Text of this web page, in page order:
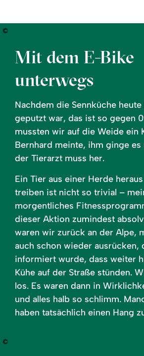
©
Mit dem E-Bike
unterwegs
Nachdem die Sennküche
geputzt war, das ist so gegen
mussten wir auf die Weide ein
Bernhard meinte, ihm ginge
der Tierarzt muss her.
Ein Tier aus einer Herde
treiben ist nicht so trivial –
morgentliches
dieser Aktion zumindest
waren wir zurück an der Alpe,
auch schon wieder ausrücken,
informiert wurde, dass weiter
Kühe auf der Straße stünden.
los. Es waren dann in
und alles halb so schlimm.
haben tatsächlich einen Hang
©